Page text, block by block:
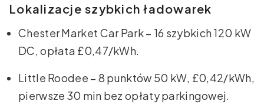
Lokalizacje szybkich ładowarek
Chester Market Car Park – 16 szybkich 120 kW
DC, opłata £0,47/kWh.
Little Roodee – 8 punktów 50 kW, £0,42/kWh,
pierwsze 30 min bez opłaty parkingowej.